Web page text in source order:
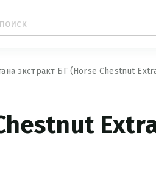
экстракт БГ (Horse Chestnut